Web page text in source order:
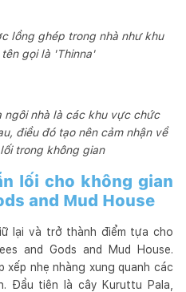
lồng ghép trong nhà như khu
gọi là 'Thinna'
ngôi nhà là các khu vực chức
điều đó tạo nên cảm nhận về
trong không gian
lối cho không gian
and Mud House
lại và trở thành điểm tựa cho
and Gods and Mud House.
xếp nhẹ nhàng xung quanh các
Đầu tiên là cây Kuruttu Pala,